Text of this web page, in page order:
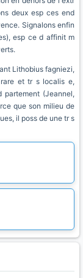
deux esp ces end
Signalons enfin
esp ce d affinit m
Lithobius fagniezi,
rare et tr s localis e,
partement (Jeannel,
que son milieu de
il poss de une tr s